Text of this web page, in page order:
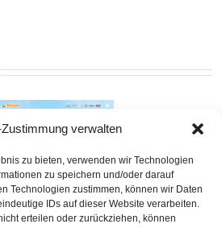
verwalten
zu bieten, verwenden wir Technologien
zu speichern und/oder darauf
Technologien zustimmen, können wir Daten
IDs auf dieser Website verarbeiten.
erteilen oder zurückziehen, können